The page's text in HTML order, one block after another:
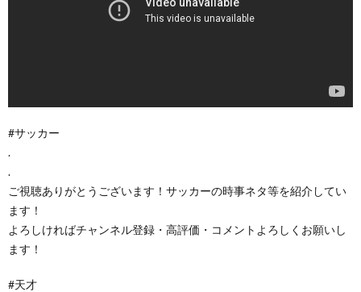
#サッカー
.
.
ご視聴ありがとうございます！サッカーの時事ネタ等を紹介してい
ます！
よろしければチャンネル登録・高評価・コメントよろしくお願いし
ます！
#天才